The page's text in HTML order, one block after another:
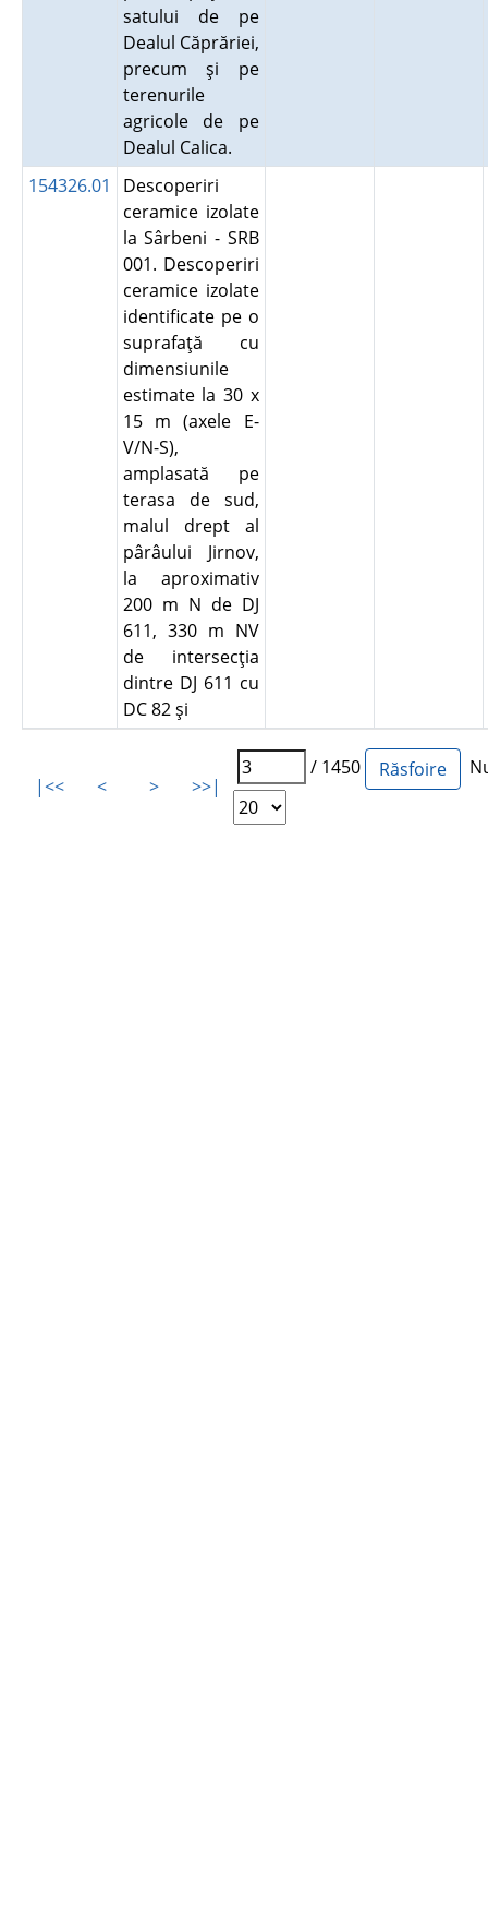
satului de pe
Dealul Căprăriei,
precum şi pe
terenurile
agricole de pe
Dealul Calica.
154326.01
Descoperiri
ceramice izolate
la Sârbeni - SRB
001. Descoperiri
ceramice izolate
identificate pe o
suprafaţă cu
dimensiunile
estimate la 30 x
15 m (axele E-
V/N-S),
amplasată pe
terasa de sud,
malul drept al
pârâului Jirnov,
la aproximativ
200 m N de DJ
611, 330 m NV
de intersecţia
dintre DJ 611 cu
DC 82 şi
|<< < > >>|
/ 1450